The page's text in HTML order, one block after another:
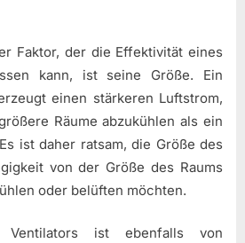
Faktor, der die Effektivität eines
kann, ist seine Größe. Ein
einen stärkeren Luftstrom,
Räume abzukühlen als ein
ist daher ratsam, die Größe des
von der Größe des Raums
oder belüften möchten.
ist ebenfalls von